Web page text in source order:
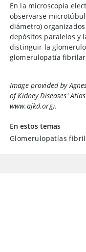
En la microscopia
observarse
diámetro)
depósitos paralelos y
distinguir la
glomerulopatía
Image provided by
of Kidney Diseases'
www.ajkd.org).
En estos temas
Glomerulopatías